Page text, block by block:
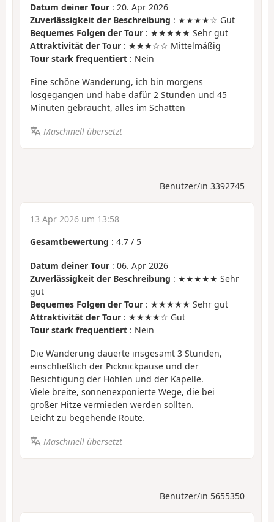
Datum deiner Tour : 20. Apr 2026
Zuverlässigkeit der Beschreibung : ★★★★☆ Gut
Bequemes Folgen der Tour : ★★★★★ Sehr gut
Attraktivität der Tour : ★★★☆☆ Mittelmäßig
Tour stark frequentiert : Nein
Eine schöne Wanderung, ich bin morgens
losgegangen und habe dafür 2 Stunden und 45
Minuten gebraucht, alles im Schatten
Maschinell übersetzt
Benutzer/in 3392745
13 Apr 2026 um 13:58
Gesamtbewertung : 4.7 / 5
Datum deiner Tour : 06. Apr 2026
Zuverlässigkeit der Beschreibung : ★★★★★ Sehr
gut
Bequemes Folgen der Tour : ★★★★★ Sehr gut
Attraktivität der Tour : ★★★★☆ Gut
Tour stark frequentiert : Nein
Die Wanderung dauerte insgesamt 3 Stunden,
einschließlich der Picknickpause und der
Besichtigung der Höhlen und der Kapelle.
Viele breite, sonnenexponierte Wege, die bei
großer Hitze vermieden werden sollten.
Leicht zu begehende Route.
Maschinell übersetzt
Benutzer/in 5655350